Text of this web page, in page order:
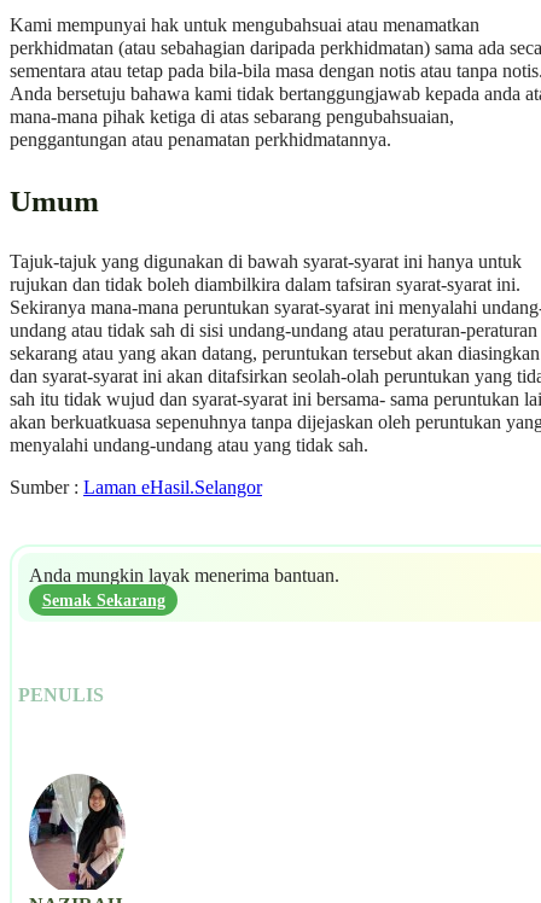
Kami mempunyai hak untuk mengubahsuai atau menamatkan
perkhidmatan (atau sebahagian daripada perkhidmatan) sama ada
sementara atau tetap pada bila-bila masa dengan notis atau tanpa
Anda bersetuju bahawa kami tidak bertanggungjawab kepada anda
mana-mana pihak ketiga di atas sebarang pengubahsuaian,
penggantungan atau penamatan perkhidmatannya.
Umum
Tajuk-tajuk yang digunakan di bawah syarat-syarat ini hanya untuk
rujukan dan tidak boleh diambilkira dalam tafsiran syarat-syarat ini.
Sekiranya mana-mana peruntukan syarat-syarat ini menyalahi
undang atau tidak sah di sisi undang-undang atau peraturan-peraturan
sekarang atau yang akan datang, peruntukan tersebut akan diasingkan
dan syarat-syarat ini akan ditafsirkan seolah-olah peruntukan yang
sah itu tidak wujud dan syarat-syarat ini bersama- sama peruntukan
akan berkuatkuasa sepenuhnya tanpa dijejaskan oleh peruntukan
menyalahi undang-undang atau yang tidak sah.
Sumber : Laman eHasil.Selangor
Anda mungkin layak menerima bantuan.
Semak Sekarang
PENULIS